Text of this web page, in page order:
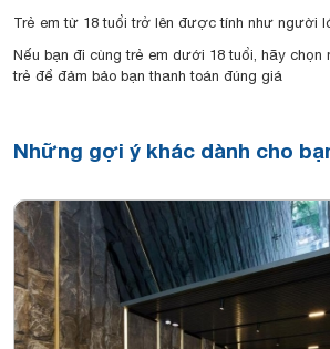
Trẻ em từ 18 tuổi trở lên được tính như người
Nếu bạn đi cùng trẻ em dưới 18 tuổi, hãy chọn
trẻ để đảm bảo bạn thanh toán đúng giá
Những gợi ý khác dành cho